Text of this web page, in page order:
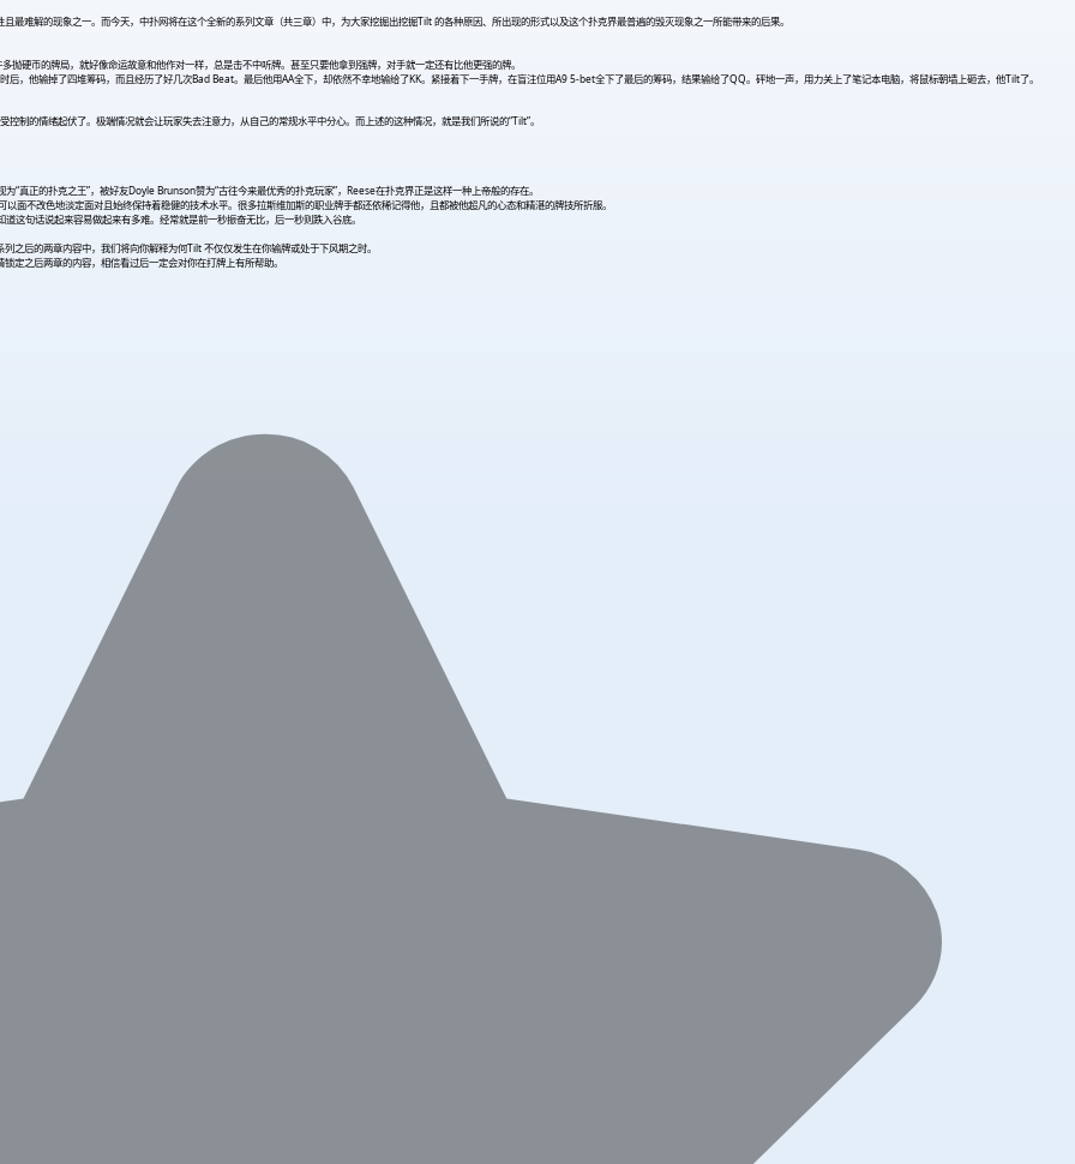
难解的现象之一。而今天，中扑网将在这个全新的系列文章（共三章）中，为大家挖掘出挖掘Tilt 的各种原因、所出现的形式以及这个扑克界最普遍的毁灭现象之一所能带来的后果。
硬币的牌局，就好像命运故意和他作对一样，总是击不中听牌。甚至只要他拿到强牌，对手就一定还有比他更强的牌。
，他输掉了四堆筹码，而且经历了好几次Bad Beat。最后他用AA全下，却依然不幸地输给了KK。紧接着下一手牌，在盲注位用A9 5-bet全下了最后的筹码，结果输给了QQ。砰地一声，用力关上了笔记本电脑，将鼠标朝墙上砸去，他Tilt了。
的情绪起伏了。极端情况就会让玩家失去注意力，从自己的常规水平中分心。而上述的这种情况，就是我们所说的“Tilt”。
正的扑克之王”，被好友Doyle Brunson赞为“古往今来最优秀的扑克玩家”，Reese在扑克界正是这样一种上帝般的存在。
不改色地淡定面对且始终保持着稳健的技术水平。很多拉斯维加斯的职业牌手都还依稀记得他，且都被他超凡的心态和精湛的牌技所折服。
这句话说起来容易做起来有多难。经常就是前一秒振奋无比，后一秒则跌入谷底。
后的两章内容中，我们将向你解释为何Tilt 不仅仅发生在你输牌或处于下风期之时。
定之后两章的内容，相信看过后一定会对你在打牌上有所帮助。